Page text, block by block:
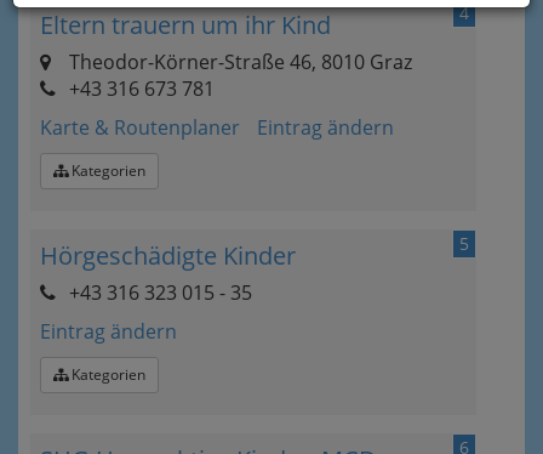
4
Eltern trauern um ihr Kind
Theodor-Körner-Straße 46, 8010 Graz
+43 316 673 781
Karte & Routenplaner
Eintrag ändern
Kategorien
5
Hörgeschädigte Kinder
+43 316 323 015 - 35
Eintrag ändern
Kategorien
6